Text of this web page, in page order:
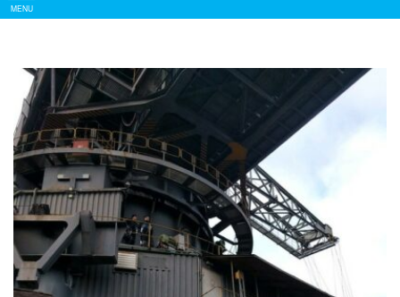
Show/
Hide
MENU